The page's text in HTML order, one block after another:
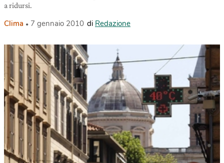
a ridursi.
Clima 7 gennaio 2010 di Redazione